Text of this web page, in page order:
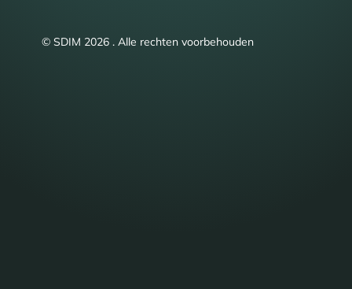
© SDIM 2026 . Alle rechten voorbehouden